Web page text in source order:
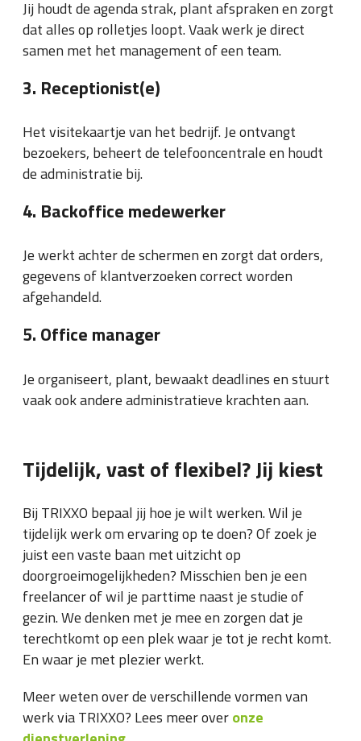
Jij houdt de agenda strak, plant afspraken en zorgt
dat alles op rolletjes loopt. Vaak werk je direct
samen met het management of een team.
3. Receptionist(e)
Het visitekaartje van het bedrijf. Je ontvangt
bezoekers, beheert de telefooncentrale en houdt
de administratie bij.
4. Backoffice medewerker
Je werkt achter de schermen en zorgt dat orders,
gegevens of klantverzoeken correct worden
afgehandeld.
5. Office manager
Je organiseert, plant, bewaakt deadlines en stuurt
vaak ook andere administratieve krachten aan.
Tijdelijk, vast of flexibel? Jij kiest
Bij TRIXXO bepaal jij hoe je wilt werken. Wil je
tijdelijk werk om ervaring op te doen? Of zoek je
juist een vaste baan met uitzicht op
doorgroeimogelijkheden? Misschien ben je een
freelancer of wil je parttime naast je studie of
gezin. We denken met je mee en zorgen dat je
terechtkomt op een plek waar je tot je recht komt.
En waar je met plezier werkt.
Meer weten over de verschillende vormen van
werk via TRIXXO? Lees meer overonze